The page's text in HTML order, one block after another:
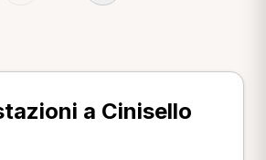
a Cinisello